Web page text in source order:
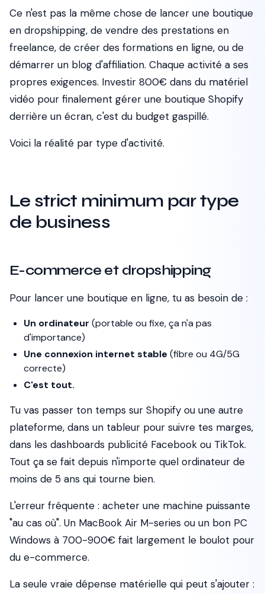
Ce n'est pas la même chose de lancer une boutique
en dropshipping, de vendre des prestations en
freelance, de créer des formations en ligne, ou de
démarrer un blog d'affiliation. Chaque activité a ses
propres exigences. Investir 800€ dans du matériel
vidéo pour finalement gérer une boutique Shopify
derrière un écran, c'est du budget gaspillé.
Voici la réalité par type d'activité.
Le strict minimum par type
de business
E-commerce et dropshipping
Pour lancer une boutique en ligne, tu as besoin de :
Un ordinateur (portable ou fixe, ça n'a pas
d'importance)
Une connexion internet stable (fibre ou 4G/5G
correcte)
C'est tout.
Tu vas passer ton temps sur Shopify ou une autre
plateforme, dans un tableur pour suivre tes marges,
dans les dashboards publicité Facebook ou TikTok.
Tout ça se fait depuis n'importe quel ordinateur de
moins de 5 ans qui tourne bien.
L'erreur fréquente : acheter une machine puissante
"au cas où". Un MacBook Air M-series ou un bon PC
Windows à 700-900€ fait largement le boulot pour
du e-commerce.
La seule vraie dépense matérielle qui peut s'ajouter :